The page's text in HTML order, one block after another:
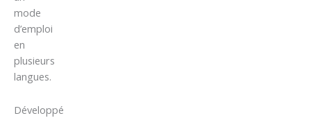
mode
d’emploi
en
plusieurs
langues.
Développé